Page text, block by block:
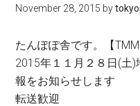
November 28, 2015 by
たんぽぽ舎です。【
2015年１１月２８日(土
報をお知らせします
転送歓迎